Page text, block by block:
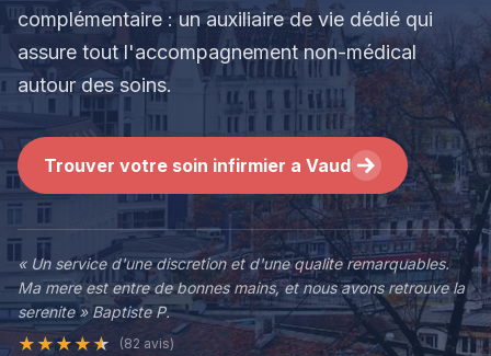
complémentaire : un auxiliaire de vie dédié qui
assure tout l'accompagnement non-médical
autour des soins.
Trouver votre soin infirmier a Vaud
« Un service d'une discretion et d'une qualite remarquables.
Ma mere est entre de bonnes mains, et nous avons retrouve la
serenite » Baptiste P.
★ ★★ ★ ★ (82 avis)